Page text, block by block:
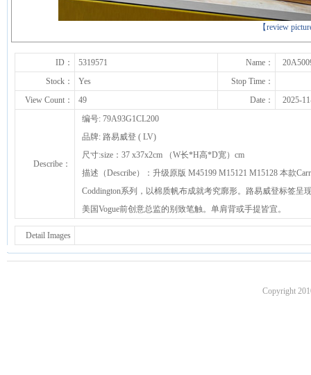
【review
ID： 5319571 Name：
Stock：
Yes
Stop Time：
View Count：
49 Date： 2025-
Describe：
编号: 79A93G1CL200
品牌: 路易威登 ( LV)
尺寸:size：37 x37x2cm （W长*H高*D宽）cm
描述（Describe）：升级原版 M45199 M15121 M15128 本款
Coddington系列，以棉质帆布成就考究廓形。路易威登标签
美国Vogue前创意总监的别致笔触。单肩背或手提皆宜。
Detail Images
Copyright